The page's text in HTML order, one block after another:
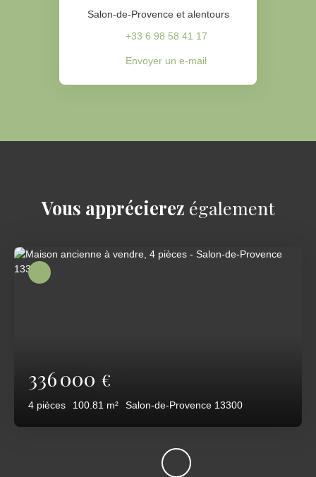
Salon-de-Provence et alentours
+33 6 98 58 41 17
Envoyer un e-mail
Vous apprécierez également
336 000 €
4 pièces 100.81 m² Salon-de-Provence 13300